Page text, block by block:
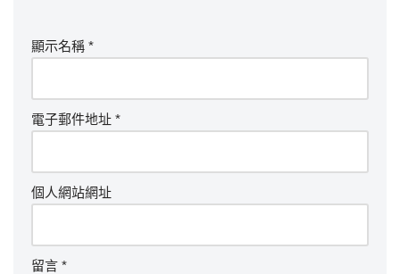
顯示名稱 *
電子郵件地址 *
個人網站網址
留言 *